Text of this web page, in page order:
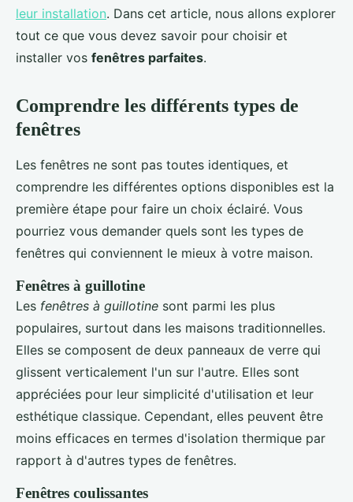
leur installation. Dans cet article, nous allons explorer
tout ce que vous devez savoir pour choisir et
installer vos fenêtres parfaites.
Comprendre les différents types de
fenêtres
Les fenêtres ne sont pas toutes identiques, et
comprendre les différentes options disponibles est la
première étape pour faire un choix éclairé. Vous
pourriez vous demander quels sont les types de
fenêtres qui conviennent le mieux à votre maison.
Fenêtres à guillotine
Les fenêtres à guillotine sont parmi les plus
populaires, surtout dans les maisons traditionnelles.
Elles se composent de deux panneaux de verre qui
glissent verticalement l'un sur l'autre. Elles sont
appréciées pour leur simplicité d'utilisation et leur
esthétique classique. Cependant, elles peuvent être
moins efficaces en termes d'isolation thermique par
rapport à d'autres types de fenêtres.
Fenêtres coulissantes